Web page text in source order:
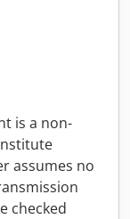
is a non-
assumes no
checked